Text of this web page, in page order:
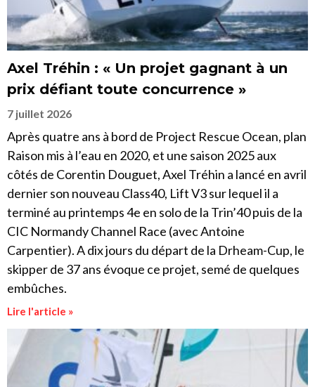
Axel Tréhin : « Un projet gagnant à un
prix défiant toute concurrence »
7 juillet 2026
Après quatre ans à bord de Project Rescue Ocean, plan
Raison mis à l’eau en 2020, et une saison 2025 aux
côtés de Corentin Douguet, Axel Tréhin a lancé en avril
dernier son nouveau Class40, Lift V3 sur lequel il a
terminé au printemps 4e en solo de la Trin’40 puis de la
CIC Normandy Channel Race (avec Antoine
Carpentier). A dix jours du départ de la Drheam-Cup, le
skipper de 37 ans évoque ce projet, semé de quelques
embûches.
Lire l'article »